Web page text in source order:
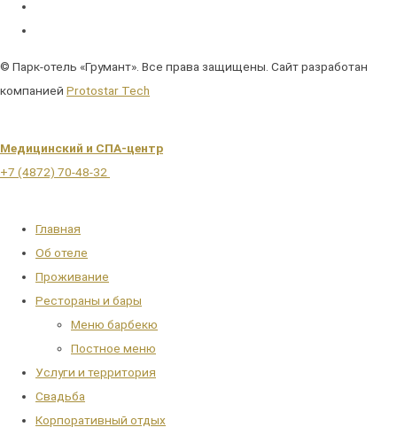
© Парк-отель «Грумант». Все права защищены. Сайт разработан
компанией Protostar Tech
Медицинский и СПА-центр
+7 (4872) 70-48-32
Main
Menu
Главная
Об отеле
Проживание
Рестораны и бары
Меню барбекю
Постное меню
Услуги и территория
Свадьба
Корпоративный отдых